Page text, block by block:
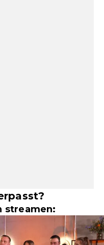
streamen: